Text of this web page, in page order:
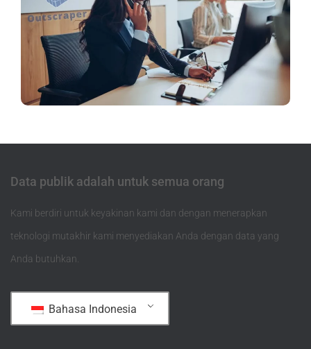
Data publik adalah untuk semua orang
Kami berdiri untuk keyakinan kami dan dengan menerapkan
teknologi mutakhir kami menyediakan Anda dengan data yang
Anda butuhkan.
Bahasa Indonesia